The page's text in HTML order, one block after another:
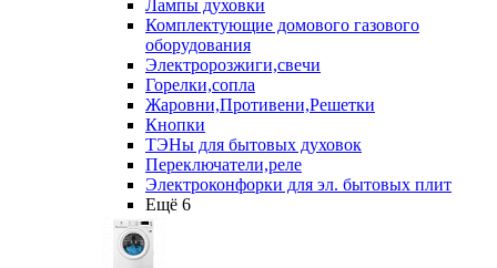
Лампы духовки
Комплектующие домового газового
оборудования
Электророзжиги,свечи
Горелки,сопла
Жаровни,Противени,Решетки
Кнопки
ТЭНы для бытовых духовок
Переключатели,реле
Электроконфорки для эл. бытовых плит
Ещё 6